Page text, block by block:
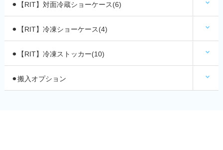
⚫︎【RIT】対面冷蔵ショーケース(6)
⚫︎【RIT】冷凍ショーケース(4)
⚫︎【RIT】冷凍ストッカー(10)
⚫︎搬入オプション